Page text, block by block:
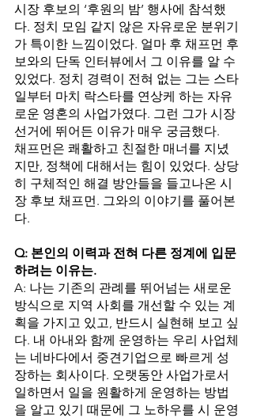
시장 후보의 ‘후원의 밤’ 행사에 참석했
다. 정치 모임 같지 않은 자유로운 분위기
가 특이한 느낌이었다. 얼마 후 채프먼 후
보와의 단독 인터뷰에서 그 이유를 알 수
있었다. 정치 경력이 전혀 없는 그는 스타
일부터 마치 락스타를 연상케 하는 자유
로운 영혼의 사업가였다. 그런 그가 시장
선거에 뛰어든 이유가 매우 궁금했다.
채프먼은 쾌활하고 친절한 매너를 지녔
지만, 정책에 대해서는 힘이 있었다. 상당
히 구체적인 해결 방안들을 들고나온 시
장 후보 채프먼. 그와의 이야기를 풀어본
다.
Q: 본인의 이력과 전혀 다른 정계에 입문
하려는 이유는.
A: 나는 기존의 관례를 뛰어넘는 새로운
방식으로 지역 사회를 개선할 수 있는 계
획을 가지고 있고, 반드시 실현해 보고 싶
다. 내 아내와 함께 운영하는 우리 사업체
는 네바다에서 중견기업으로 빠르게 성
장하는 회사이다. 오랫동안 사업가로서
일하면서 일을 원활하게 운영하는 방법
을 알고 있기 때문에 그 노하우를 시 운영